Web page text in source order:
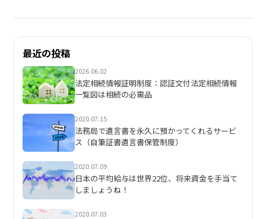
最近の投稿
2026.06.02
法定相続情報証明制度：認証文付法定相続情報
一覧図は相続の必需品
2020.07.15
法務局で遺言書を永久に預かってくれるサービ
ス（自筆証書遺言書保管制度）
2020.07.09
日本の平均給与は世界22位、将来資金を手当て
しましょうね！
2020.07.03